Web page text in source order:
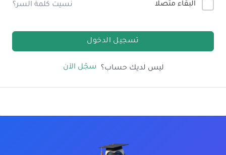
البقاء متصلا نسيت كلمة السر؟
تسجيل الدخول
ليس لديك حساب؟ سجّل الآن